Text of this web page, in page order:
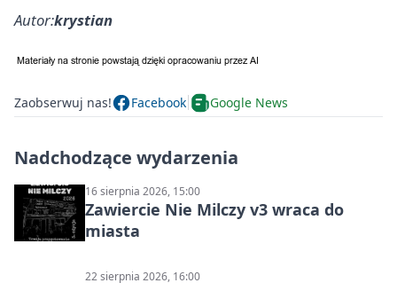
Autor:krystian
Zaobserwuj nas! Facebook Google News
Nadchodzące wydarzenia
16 sierpnia 2026, 15:00
Zawiercie Nie Milczy v3 wraca do
miasta
22 sierpnia 2026, 16:00